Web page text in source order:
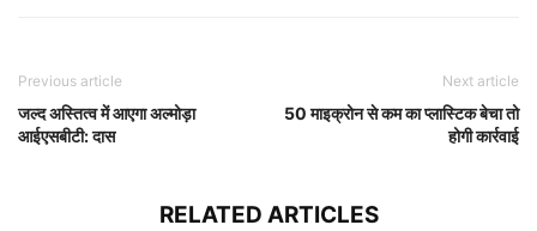
Previous article
जल्द अस्तित्व में आएगा अल्मोड़ा
आईएसबीटी: दास
Next article
50 माइक्रोन से कम का प्लास्टिक बेचा तो
होगी कार्रवाई
RELATED ARTICLES